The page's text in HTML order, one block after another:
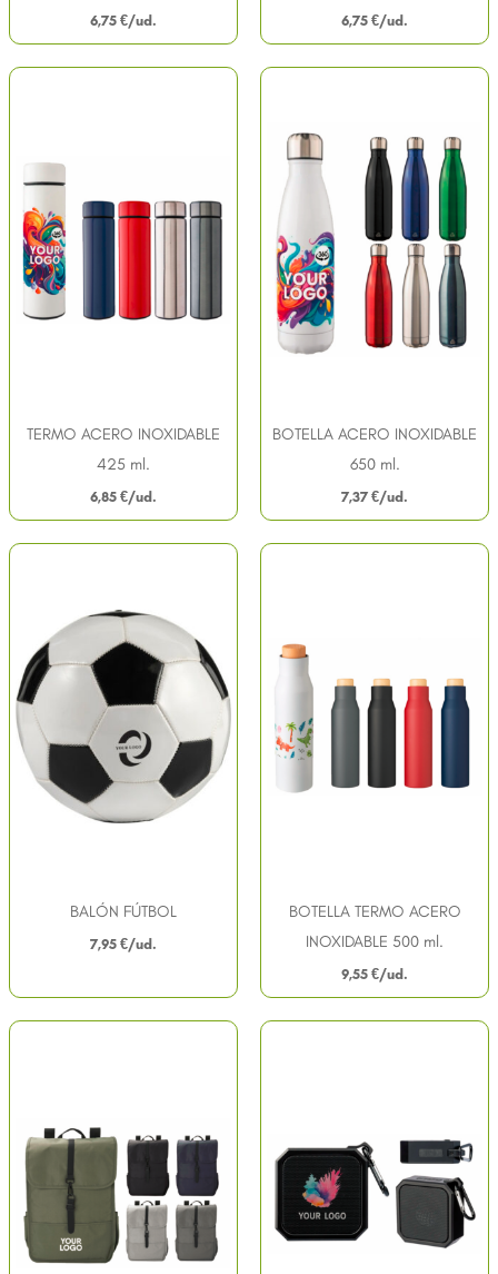
6,75 € 6,75 €
TERMO ACERO INOXIDABLE
425 ml.
6,85 €
BOTELLA ACERO INOXIDABLE
650 ml.
7,37 €
BALÓN FÚTBOL
7,95 €
BOTELLA TERMO ACERO
INOXIDABLE 500 ml.
9,55 €